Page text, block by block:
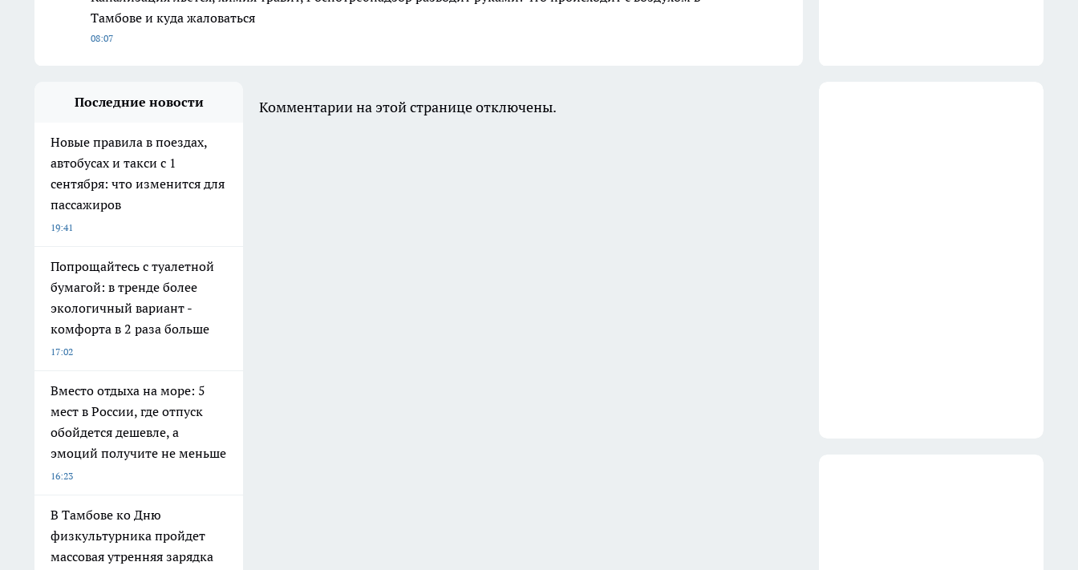
Тамбове и куда жаловаться
08:07
Последние новости
Новые правила в поездах,
автобусах и такси с 1
сентября: что изменится для
пассажиров
19:41
Попрощайтесь с туалетной
бумагой: в тренде более
экологичный вариант -
комфорта в 2 раза больше
17:02
Вместо отдыха на море: 5
мест в России, где отпуск
обойдется дешевле, а
эмоций получите не меньше
16:23
В Тамбове ко Дню
физкультурника пройдет
массовая утренняя зарядка
Комментарии на этой странице отключены.